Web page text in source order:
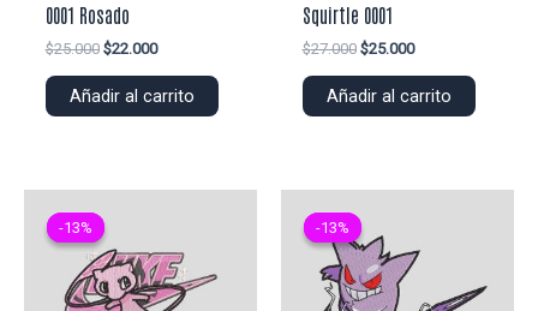
0001 Rosado
$25.000 El
original
$22.000El
actual
Añadir al carrito
Squirtle 0001
$27.000 El
original
$25.000El
actual
Añadir al carrito
-13%
-13% -13%
-13%